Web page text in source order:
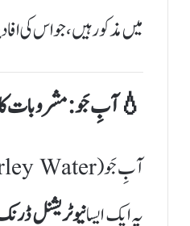
میں مذکور ہیں، جو اس کی
💧آبِ جَو: مشروبات کا
آبِ جَو (Barley Water) کو دنیا بھر میں صحت بخش مشروب مانا جاتا ہے۔
یہ ایک ایسانیوٹریشنل